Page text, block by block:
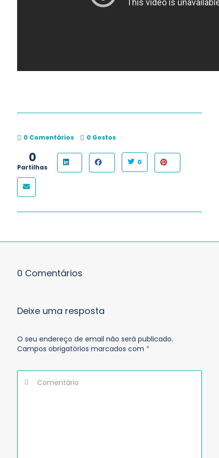
0 Comentários 0 Gostos
0
Partilhas
0
0 Comentários
Deixe uma resposta
O seu endereço de email não será publicado.
Campos obrigatórios marcados com *